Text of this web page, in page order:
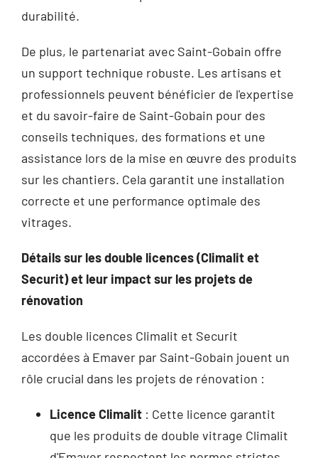
durabilité.
De plus, le partenariat avec Saint-Gobain offre
un support technique robuste. Les artisans et
professionnels peuvent bénéficier de l'expertise
et du savoir-faire de Saint-Gobain pour des
conseils techniques, des formations et une
assistance lors de la mise en œuvre des produits
sur les chantiers. Cela garantit une installation
correcte et une performance optimale des
vitrages.
Détails sur les double licences (Climalit et
Securit) et leur impact sur les projets de
rénovation
Les double licences Climalit et Securit
accordées à Emaver par Saint-Gobain jouent un
rôle crucial dans les projets de rénovation :
Licence Climalit: Cette licence garantit
que les produits de double vitrage Climalit